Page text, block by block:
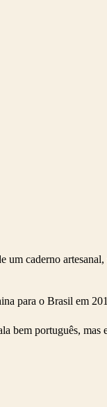
caderno
para o Brasil em
bem português,